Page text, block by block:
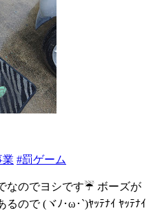
業 #罰ゲーム
なのでヨシです☔ ボーズが
ので (ヾﾉ･ω･`)ﾔｯﾃﾅｲ ﾔｯﾃﾅｲ